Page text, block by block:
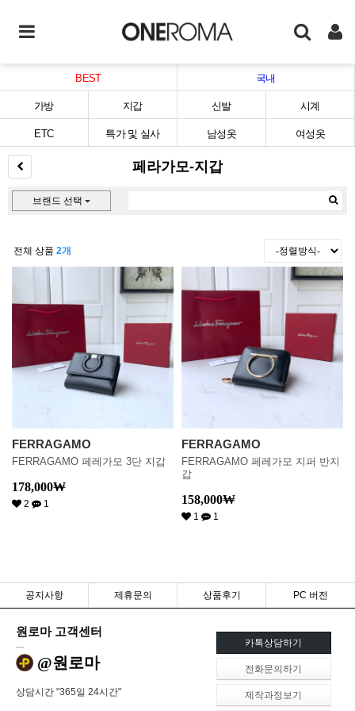
BEST 국내
가방 지갑 신발 시계
ETC 특가 및 실사 남성옷 여성옷
페라가모-지갑
브랜드 선택
전체 상품 2개
FERRAGAMO
FERRAGAMO 페레가모 3단 지갑
178,000₩
2 1
FERRAGAMO
FERRAGAMO 페레가모 지퍼 반지
갑
158,000₩
1 1
공지사항 제휴문의 상품후기 PC 버전
원로마 고객센터
@원로마
상담시간 "365일 24시간"
카톡상담하기
전화문의하기
제작과정보기